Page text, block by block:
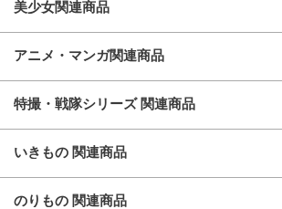
美少女関連商品
アニメ・マンガ関連商品
特撮・戦隊シリーズ 関連商品
いきもの 関連商品
のりもの 関連商品